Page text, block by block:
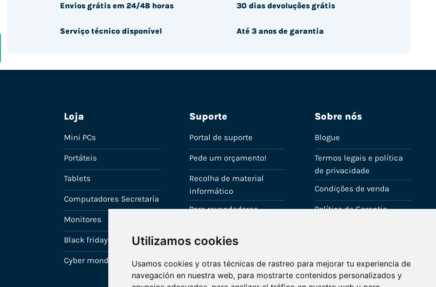
Utilizamos cookies
Usamos cookies y otras técnicas de rastreo para mejorar tu experiencia de
navegación en nuestra web, para mostrarte contenidos personalizados y
Envios grátis em 24/48 horas
Serviço técnico disponível
30 dias devoluções grátis
Até 3 anos de garantia
Loja
Mini PCs
Portáteis
Tablets
Computadores Secretaría
Monitores
Black friday
Cyber monday
Suporte
Portal de suporte
Pede um orçamento!
Recolha de material
informático
Para revendedores
Sobre nós
Blogue
Termos legais e política
de privacidade
Condições de venda
Política de Garantia
Fale connosco